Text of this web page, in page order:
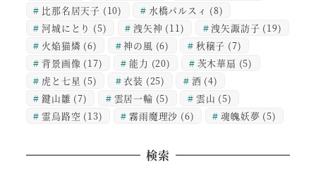
比那名居天子 (10) 水橋パルスィ (8)
河城にとり (5) 洩矢神 (11) 洩矢諏訪子 (19)
火焔猫燐 (6) 神の風 (6) 秋穣子 (7)
背景画像 (17) 能力 (20) 茨木華扇 (5)
虎と七星 (5) 衣装 (25) 酒 (4)
鍵山雛 (7) 雲居一輪 (5) 雲山 (5)
霊烏路空 (13) 霧雨魔理沙 (6) 魂魄妖夢 (5)
検索